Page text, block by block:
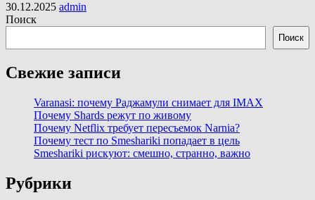
30.12.2025 admin
Поиск
Поиск
Свежие записи
Varanasi: почему Раджамули снимает для IMAX
Почему Shards режут по живому
Почему Netflix требует пересъемок Narnia?
Почему тест по Smeshariki попадает в цель
Smeshariki рискуют: смешно, странно, важно
Рубрики